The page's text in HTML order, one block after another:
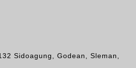
Sidoagung, Godean, Sleman,